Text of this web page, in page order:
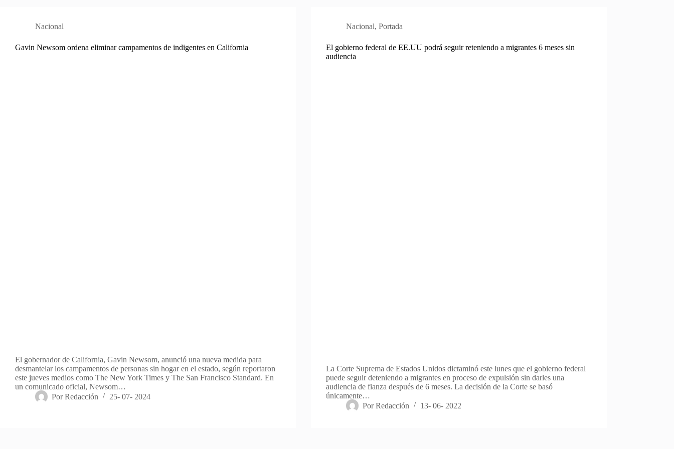
Nacional
Gavin Newsom ordena eliminar campamentos de indigentes en California
El gobernador de California, Gavin Newsom, anunció una nueva medida para
desmantelar los campamentos de personas sin hogar en el estado, según reportaron
este jueves medios como The New York Times y The San Francisco Standard. En
un comunicado oficial, Newsom…
Por Redacción 25- 07- 2024
Nacional, Portada
El gobierno federal de EE.UU podrá seguir reteniendo a migrantes 6 meses sin
audiencia
La Corte Suprema de Estados Unidos dictaminó este lunes que el gobierno federal
puede seguir deteniendo a migrantes en proceso de expulsión sin darles una
audiencia de fianza después de 6 meses. La decisión de la Corte se basó
únicamente…
Por Redacción 13- 06- 2022